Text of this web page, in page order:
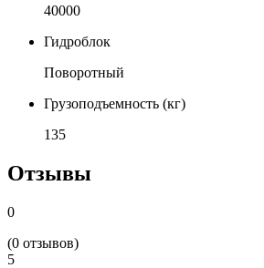
40000
Гидроблок
Поворотный
Грузоподъемность (кг)
135
Отзывы
0
(0 отзывов)
5